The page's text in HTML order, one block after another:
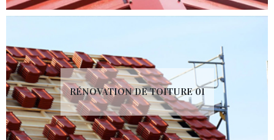
RÉNOVATION DE TOITURE 01